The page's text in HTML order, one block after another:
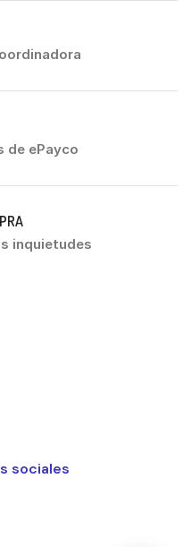
de ePayco
inquietudes
sociales